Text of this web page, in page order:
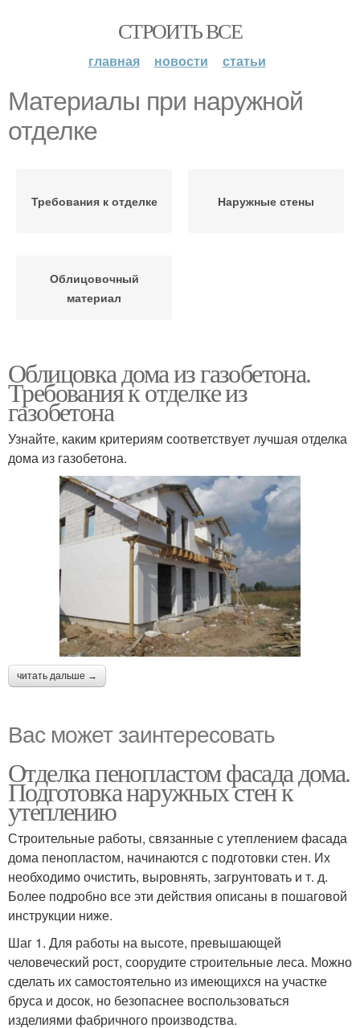
СТРОИТЬ ВСЕ
главная новости статьи
Материалы при наружной
отделке
Требования к отделке Наружные стены
Облицовочный
материал
Облицовка дома из газобетона.
Требования к отделке из
газобетона
Узнайте, каким критериям соответствует лучшая отделка
дома из газобетона.
читать дальше →
Вас может заинтересовать
Отделка пенопластом фасада дома.
Подготовка наружных стен к
утеплению
Строительные работы, связанные с утеплением фасада
дома пенопластом, начинаются с подготовки стен. Их
необходимо очистить, выровнять, загрунтовать и т. д.
Более подробно все эти действия описаны в пошаговой
инструкции ниже.
Шаг 1. Для работы на высоте, превышающей
человеческий рост, соорудите строительные леса. Можно
сделать их самостоятельно из имеющихся на участке
бруса и досок, но безопаснее воспользоваться
изделиями фабричного производства.